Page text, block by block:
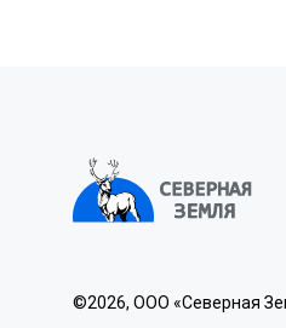
©2026, ООО «Северная